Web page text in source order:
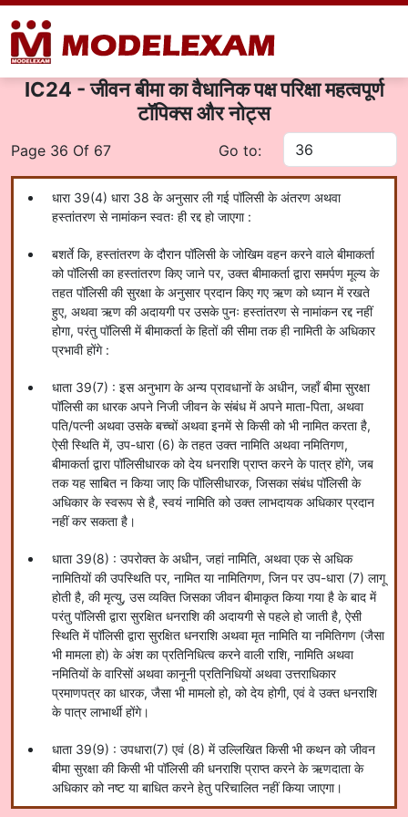
IC24 - जीवन बीमा का वैधानिक पक्ष परिक्षा महत्वपूर्ण
टॉपिक्स और नोट्स
Page 36 Of 67 Go to:
धारा 39(4) धारा 38 के अनुसार ली गई पॉलिसी के अंतरण अथवा
हस्तांतरण से नामांकन स्वतः ही रद्द हो जाएगा :
बशर्ते कि, हस्तांतरण के दौरान पॉलिसी के जोखिम वहन करने वाले बीमाकर्ता
को पॉलिसी का हस्तांतरण किए जाने पर, उक्त बीमाकर्ता द्वारा समर्पण मूल्य के
तहत पॉलिसी की सुरक्षा के अनुसार प्रदान किए गए ऋण को ध्यान में रखते
हुए, अथवा ऋण की अदायगी पर उसके पुनः हस्तांतरण से नामांकन रद्द नहीं
होगा, परंतु पॉलिसी में बीमाकर्ता के हितों की सीमा तक ही नामिती के अधिकार
प्रभावी होंगे :
धाता 39(7) : इस अनुभाग के अन्य प्रावधानों के अधीन, जहाँ बीमा सुरक्षा
पॉलिसी का धारक अपने निजी जीवन के संबंध में अपने माता-पिता, अथवा
पति/पत्नी अथवा उसके बच्चों अथवा इनमें से किसी को भी नामित करता है,
ऐसी स्थिति में, उप-धारा (6) के तहत उक्त नामिति अथवा नमितिगण,
बीमाकर्ता द्वारा पॉलिसीधारक को देय धनराशि प्राप्त करने के पात्र होंगे, जब
तक यह साबित न किया जाए कि पॉलिसीधारक, जिसका संबंध पॉलिसी के
अधिकार के स्वरूप से है, स्वयं नामिति को उक्त लाभदायक अधिकार प्रदान
नहीं कर सकता है।
धाता 39(8) : उपरोक्त के अधीन, जहां नामिति, अथवा एक से अधिक
नामितियों की उपस्थिति पर, नामित या नामितिगण, जिन पर उप-धारा (7) लागू
होती है, की मृत्यु, उस व्यक्ति जिसका जीवन बीमाकृत किया गया है के बाद में
परंतु पॉलिसी द्वारा सुरक्षित धनराशि की अदायगी से पहले हो जाती है, ऐसी
स्थिति में पॉलिसी द्वारा सुरक्षित धनराशि अथवा मृत नामिति या नमितिगण (जैसा
भी मामला हो) के अंश का प्रतिनिधित्व करने वाली राशि, नामिति अथवा
नमितियों के वारिसों अथवा कानूनी प्रतिनिधियों अथवा उत्तराधिकार
प्रमाणपत्र का धारक, जैसा भी मामलो हो, को देय होगी, एवं वे उक्त धनराशि
के पात्र लाभार्थी होंगे।
धाता 39(9) : उपधारा(7) एवं (8) में उल्लिखित किसी भी कथन को जीवन
बीमा सुरक्षा की किसी भी पॉलिसी की धनराशि प्राप्त करने के ऋणदाता के
अधिकार को नष्ट या बाधित करने हेतु परिचालित नहीं किया जाएगा।